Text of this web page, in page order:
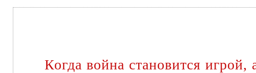
Когда война становится